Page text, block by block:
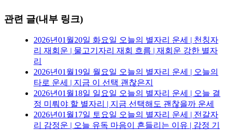
관련 글(내부 링크)
2026년01월20일 화요일 오늘의 별자리 운세 | 천칭자
리 재회운 | 물고기자리 재회 흐름 | 재회운 강한 별자
리
2026년01월19일 월요일 오늘의 별자리 운세 | 오늘의
타로 운세 | 지금 이 선택 괜찮은지
2026년01월18일 일요일 오늘의 별자리 운세 | 오늘 결
정 미뤄야 할 별자리 | 지금 선택해도 괜찮을까 운세
2026년01월17일 토요일 오늘의 별자리 운세 | 전갈자
리 감정운 | 오늘 유독 마음이 흔들리는 이유 | 감정 기